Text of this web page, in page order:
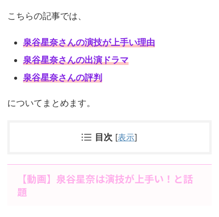
こちらの記事では、
泉谷星奈さんの演技が上手い理由
泉谷星奈さんの出演ドラマ
泉谷星奈さんの評判
についてまとめます。
目次 [表示]
【動画】泉谷星奈は演技が上手い！と話
題